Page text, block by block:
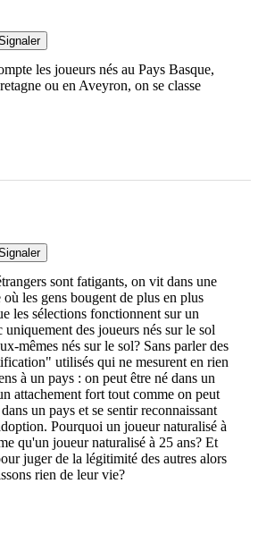
les joueurs nés au Pays Basque,
ou en Aveyron, on se classe
sont fatigants, on vit dans une
où les gens bougent de plus en plus
les sélections fonctionnent sur un
uniquement des joueurs nés sur le sol
mêmes nés sur le sol? Sans parler des
utilisés qui ne mesurent en rien
à un pays : on peut être né dans un
attachement fort tout comme on peut
un pays et se sentir reconnaissant
Pourquoi un joueur naturalisé à
qu'un joueur naturalisé à 25 ans? Et
juger de la légitimité des autres alors
rien de leur vie?